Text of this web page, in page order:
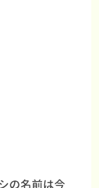
の名前は今